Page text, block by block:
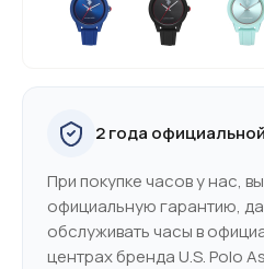
2 года
При покупке часов у нас,
официальную гарантию,
обслуживать часы в
центрах бренда U.S. Polo